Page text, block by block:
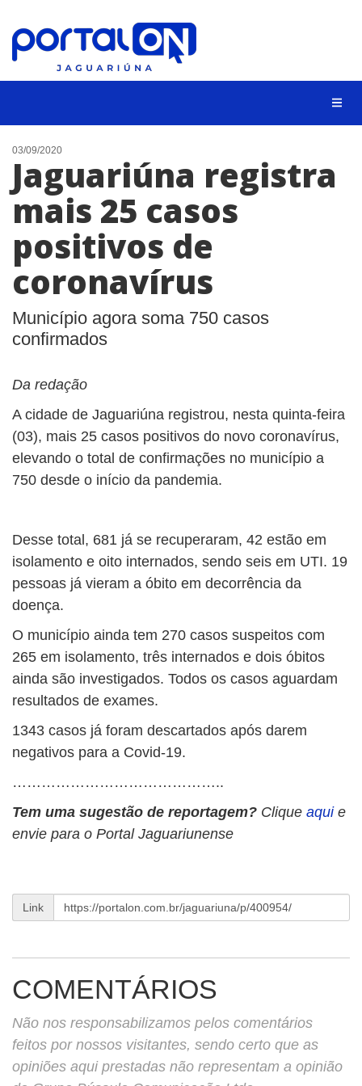
NOTÍCIAS
LISTA DIGITAL
CONTATO
03/09/2020
Jaguariúna registra
mais 25 casos
positivos de
coronavírus
Município agora soma 750 casos
confirmados
Da redação
A cidade de Jaguariúna registrou, nesta quinta-feira
(03), mais 25 casos positivos do novo coronavírus,
elevando o total de confirmações no município a
750 desde o início da pandemia.
Desse total, 681 já se recuperaram, 42 estão em
isolamento e oito internados, sendo seis em UTI. 19
pessoas já vieram a óbito em decorrência da
doença.
O município ainda tem 270 casos suspeitos com
265 em isolamento, três internados e dois óbitos
ainda são investigados. Todos os casos aguardam
resultados de exames.
1343 casos já foram descartados após darem
negativos para a Covid-19.
……………………………………..
Tem uma sugestão de reportagem? Clique aqui e
envie para o Portal Jaguariunense
Link
COMENTÁRIOS
Não nos responsabilizamos pelos comentários
feitos por nossos visitantes, sendo certo que as
opiniões aqui prestadas não representam a opinião